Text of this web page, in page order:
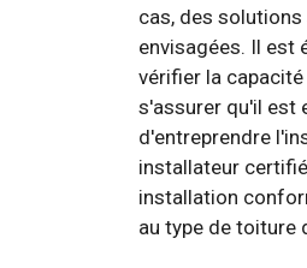
cas, des
envisagées. Il est
vérifier la
s'assurer qu'il est
d'entreprendre
installateur
installation
au type de toiture